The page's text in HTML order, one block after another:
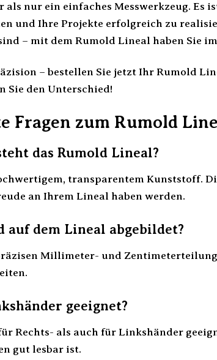
nur ein einfaches Messwerkzeug. Es
und Ihre Projekte erfolgreich zu
– mit dem Rumold Lineal haben Sie
– bestellen Sie jetzt Ihr Rumold
Sie den Unterschied!
Fragen zum Rumold
das Rumold Lineal?
transparentem Kunststoff.
an Ihrem Lineal haben werden.
auf dem Lineal abgebildet?
Millimeter- und
geeignet?
Rechts- als auch für Linkshänder
gut lesbar ist.